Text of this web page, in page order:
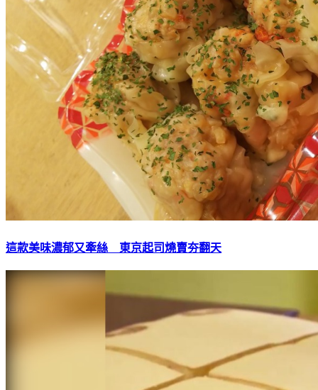
這款美味濃郁又牽絲 東京起司燒賣夯翻天